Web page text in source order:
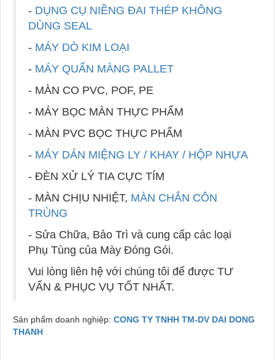
- DỤNG CỤ NIỀNG ĐAI THÉP KHÔNG
DÙNG SEAL
- MÁY DÒ KIM LOẠI
- MÁY QUẤN MÀNG PALLET
- MÀN CO PVC, POF, PE
- MÁY BỌC MÀN THỰC PHẨM
- MÀN PVC BỌC THỰC PHẨM
- MÁY DÁN MIỆNG LY / KHAY / HỘP NHỰA
- ĐÈN XỬ LÝ TIA CỰC TÍM
- MÀN CHỊU NHIỆT, MÀN CHẮN CÔN
TRÙNG
- Sửa Chữa, Bảo Trì và cung cấp các loại
Phụ Tùng của Mày Đóng Gói.
Vui lòng liên hệ với chúng tôi để được TƯ
VẤN & PHỤC VỤ TỐT NHẤT.
Sản phẩm doanh nghiệp: CONG TY TNHH TM-DV DAI DONG
THANH